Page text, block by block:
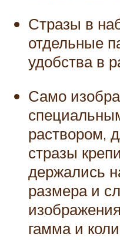
Стразы в
отдельные
удобства в
Само
раствором,
стразы
держались
размера и
гамма и